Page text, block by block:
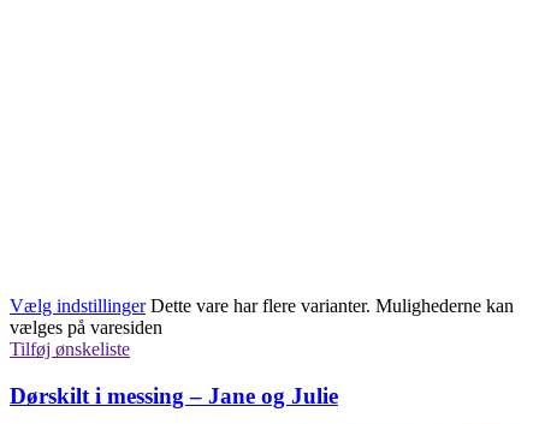
Vælg indstillinger Dette vare har flere varianter. Mulighederne kan
vælges på varesiden
Tilføj ønskeliste
Dørskilt i messing – Jane og Julie